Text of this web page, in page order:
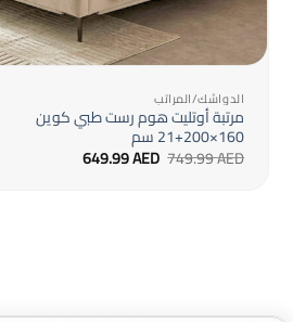
الدواشك/المراتب
مرتبة أوتليت هوم رست طبي كوين
160×200+21 سم
749.99AED السعر
الأصلي649.99AED السعر